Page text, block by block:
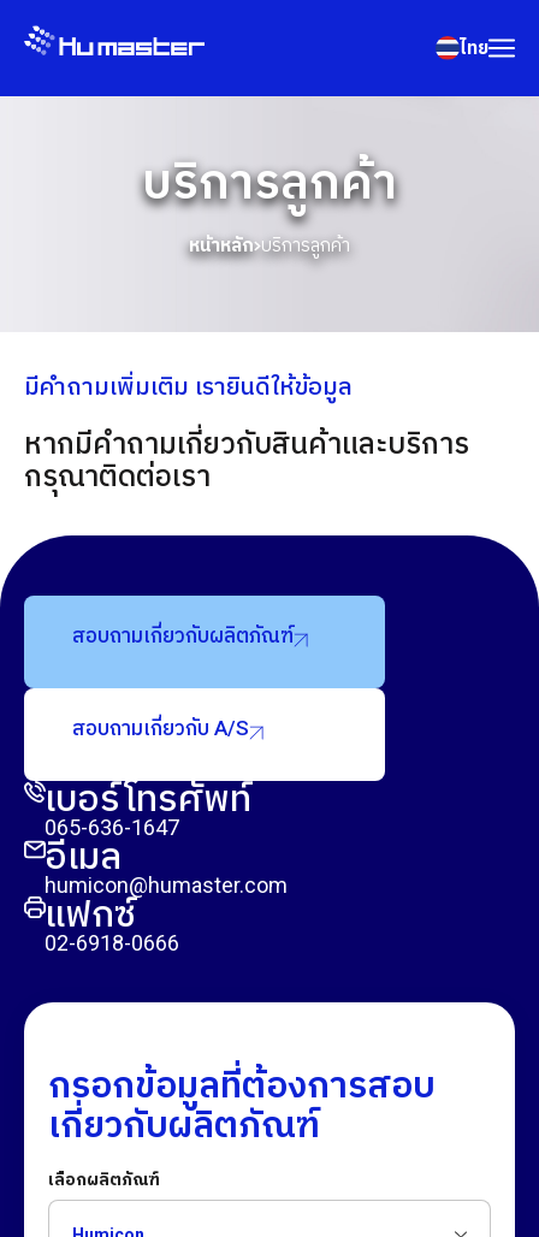
ไทย
บริการลูกค้า
หน้าหลัก บริการลูกค้า
มีคำถามเพิ่มเติม เรายินดีให้ข้อมูล
หากมีคำถามเกี่ยวกับสินค้าและบริการ
กรุณาติดต่อเรา
สอบถามเกี่ยวกับผลิตภัณฑ์
สอบถามเกี่ยวกับ A/S
เบอร์โทรศัพท์
065-636-1647
อีเมล
humicon@humaster.com
แฟกซ์
02-6918-0666
กรอกข้อมูลที่ต้องการสอบ
เกี่ยวกับผลิตภัณฑ์
เลือกผลิตภัณฑ์